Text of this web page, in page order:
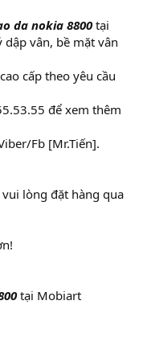
da nokia 8800tại
vân, bề mặt vân
cấp theo yêu cầu
để xem thêm
Fb [Mr.Tiến].
lòng đặt hàng qua
tại Mobiart